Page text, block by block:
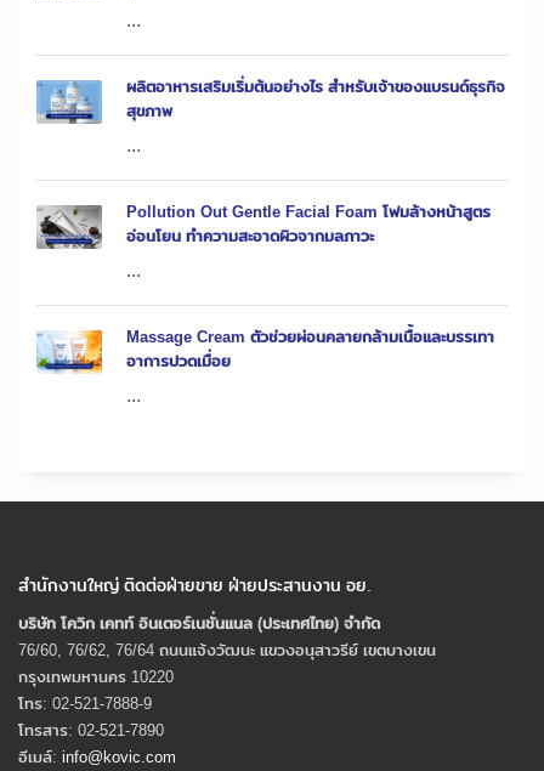
...
ผลิตอาหารเสริมเริ่มต้นอย่างไร สำหรับเจ้าของแบรนด์ธุรกิจ
สุขภาพ
...
Pollution Out Gentle Facial Foam โฟมล้างหน้าสูตร
อ่อนโยน ทำความสะอาดผิวจากมลภาวะ
...
Massage Cream ตัวช่วยผ่อนคลายกล้ามเนื้อและบรรเทา
อาการปวดเมื่อย
...
สำนักงานใหญ่ ติดต่อฝ่ายขาย ฝ่ายประสานงาน อย.
บริษัท โควิก เคทท์ อินเตอร์เนชั่นแนล (ประเทศไทย) จํากัด
76/60, 76/62, 76/64 ถนนแจ้งวัฒนะ แขวงอนุสาวรีย์ เขตบางเขน
กรุงเทพมหานคร 10220
โทร: 02-521-7888-9
โทรสาร: 02-521-7890
อีเมล์: info@kovic.com